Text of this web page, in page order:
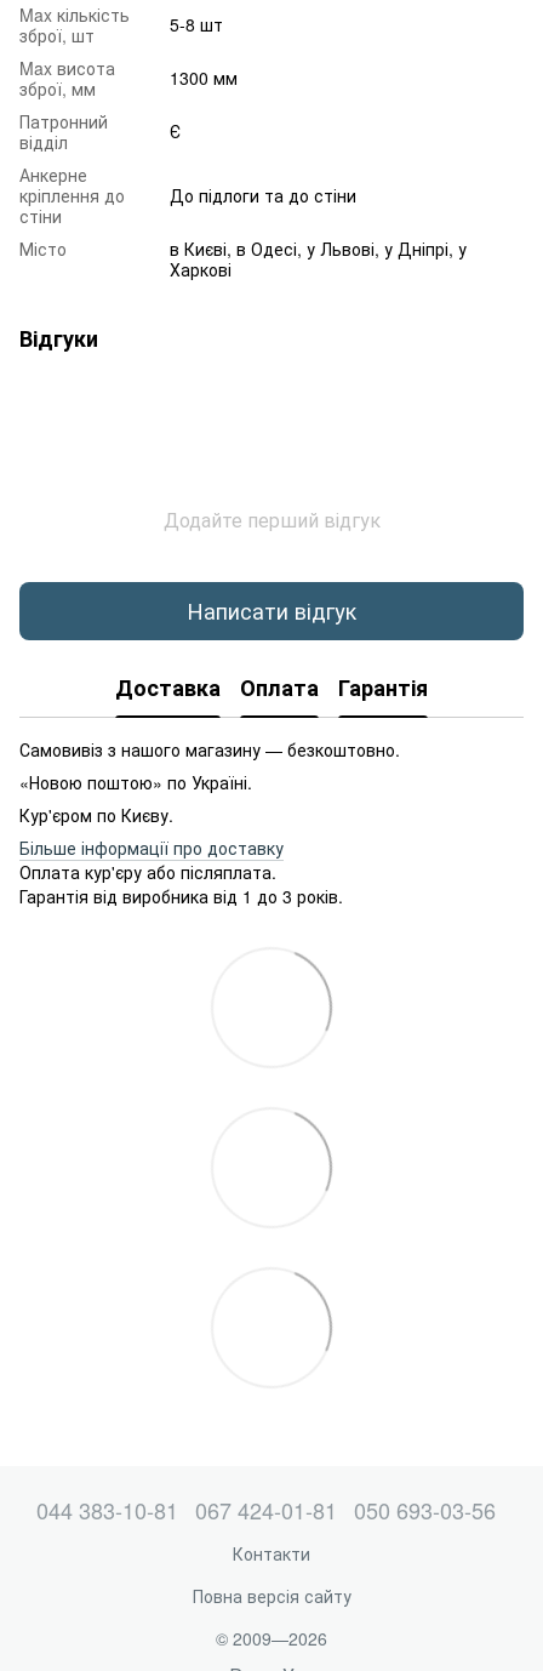
Max кількість
зброї, шт
5-8 шт
Max висота
зброї, мм
1300 мм
Патронний
відділ
Є
Анкерне
кріплення до
стіни
До підлоги та до стіни
Місто
в Києві, в Одесі, у Львові, у Дніпрі, у
Харкові
Відгуки
Додайте перший відгук
Написати відгук
Доставка Оплата Гарантія
Самовивіз з нашого магазину — безкоштовно.
«Новою поштою» по Україні.
Кур'єром по Києву.
Більше інформації про доставку
Оплата кур'єру або післяплата.
Гарантія від виробника від 1 до 3 років.
044 383-10-81 067 424-01-81 050 693-03-56
Контакти
Повна версія сайту
© 2009—2026